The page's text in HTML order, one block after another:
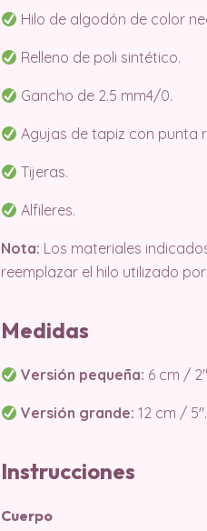
Hilo de algodón de color
Relleno de poli sintético.
Gancho de 2.5 mm4/0.
Agujas de tapiz con punta
Tijeras.
Alfileres.
Nota: Los materiales
reemplazar el hilo utilizado
Medidas
Versión pequeña: 6 cm /
Versión grande:12 cm / 5″.
Instrucciones
Cuerpo